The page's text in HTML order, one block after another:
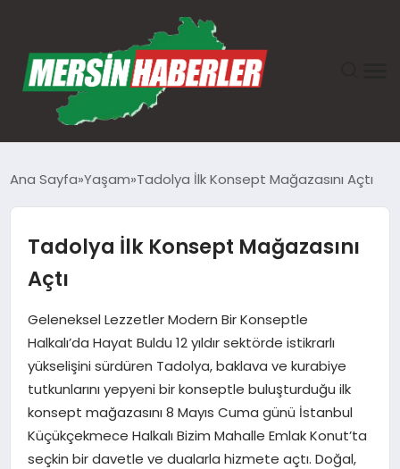
GÜNDEM
EKONOMI
TEKNOLOJI
SPOR
YAŞAM
Ana Sayfa Yaşam Tadolya İlk Konsept Mağazasını Açtı
Tadolya İlk Konsept Mağazasını
Açtı
Geleneksel Lezzetler Modern Bir Konseptle
Halkalı’da Hayat Buldu 12 yıldır sektörde istikrarlı
yükselişini sürdüren Tadolya, baklava ve kurabiye
tutkunlarını yepyeni bir konseptle buluşturduğu ilk
konsept mağazasını 8 Mayıs Cuma günü İstanbul
Küçükçekmece Halkalı Bizim Mahalle Emlak Konut’ta
seçkin bir davetle ve dualarla hizmete açtı. Doğal,